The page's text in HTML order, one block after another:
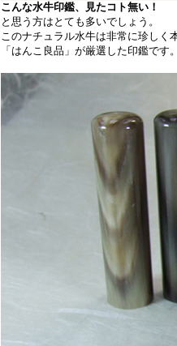
こんな水牛印鑑、見たコト無い！
と思う方はとても多いでしょう。
このナチュラル水牛は非常に珍しく
「はんこ良品」が厳選した印鑑です。